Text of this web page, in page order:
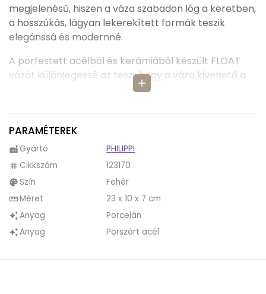
add
megjelenésű, hiszen a váza szabadon lóg a keretben,
a hosszúkás, lágyan lekerekített formák teszik
elegánssá és modernné.
A porfestett acélból és kerámiából készült FLOAT
vázát különlegessé az teszi, hogy a váza kivehető a
A tervező, Andreas Ostwald igazi remekműve a
FLOAT váza, hiszen az elegancia, a finomság és
egyszerűség érződik benne, néhány meseszép
virággal igazán csodásan ragyog.
A váza ragyogását nem csak nappalijában, de
irodájában is élvezheti.
A Philippi gyártó olyan termékeket kínál, melyek
meghódítják a szíveket, és melyeket szívesen
Szenvedély, stílus, személyiség, funkcionalitás,
PARAMÉTEREK
factory Gyártó PHILIPPI
tag Cikkszám 123170
palette Szín Fehér
straightenMéret 23 x 10 x 7 cm
auto_awesomeAnyag Porcelán
auto_awesomeAnyag Porszórt acél